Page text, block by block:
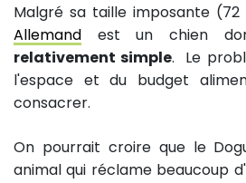
Malgré sa taille imposante
Allemand est un chien
relativement simple. Le
l'espace et du budget
consacrer.
On pourrait croire que le
animal qui réclame beaucoup